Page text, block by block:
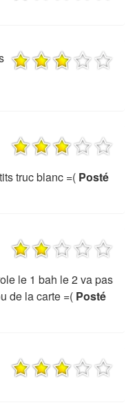
truc blanc =( Posté
le 1 bah le 2 va pas
de la carte =( Posté